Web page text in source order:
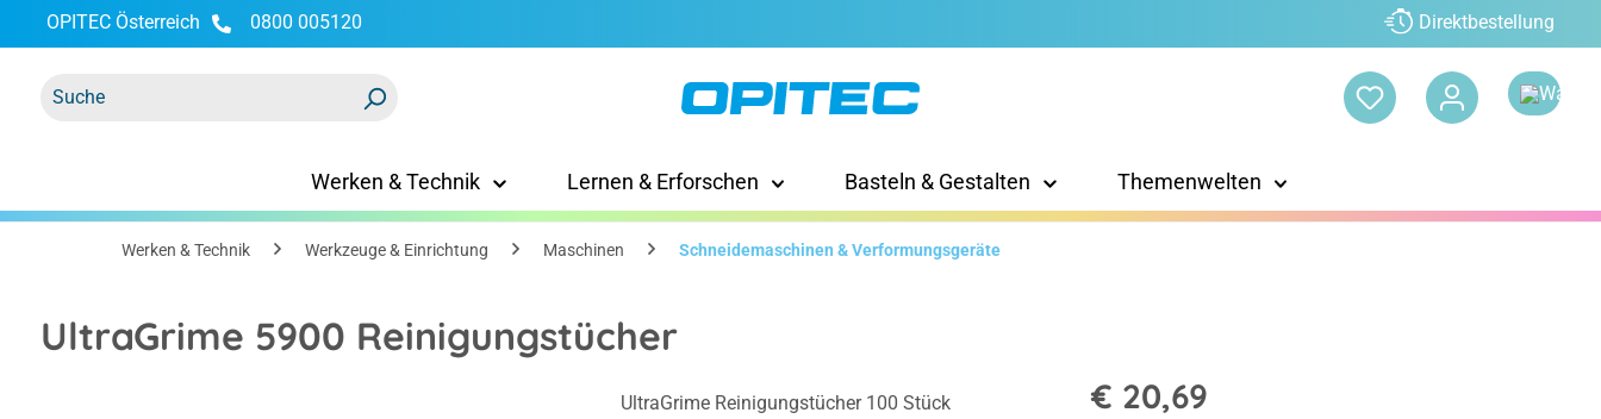
Zur Hauptnavigation springen
OPITEC Österreich 0800 005120 Direktbestellung
Werken & Technik Lernen & Erforschen Basteln & Gestalten Themenwelten
Werken & Technik Werkzeuge & Einrichtung Maschinen Schneidemaschinen & Verformungsgeräte
UltraGrime 5900 Reinigungstücher
UltraGrime Reinigungstücher 100 Stück € 20,69